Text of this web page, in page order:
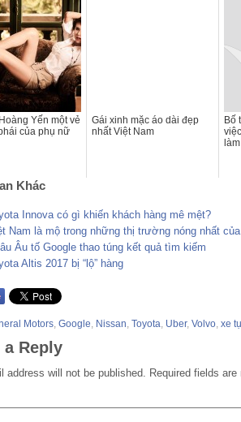
Yến một vẻ
của phụ nữ
Gái xinh mặc áo dài đẹp
nhất Việt Nam
Bố
làm
Khác
Innova có gì khiến khách hàng mê mệt?
Nam là mộ trong những thị trường nóng nhất
Âu tố Google thao túng kết quả tìm kiếm
Altis 2017 bị “lộ” hàng
Motors, Google, Nissan, Toyota, Uber, Volvo, xe
a Reply
address will not be published. Required fields are